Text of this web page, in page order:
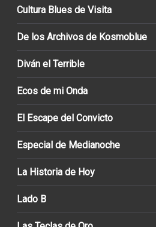
Cultura Blues de Visita
De los Archivos de Kosmoblue
Diván el Terrible
Ecos de mi Onda
El Escape del Convicto
Especial de Medianoche
La Historia de Hoy
Lado B